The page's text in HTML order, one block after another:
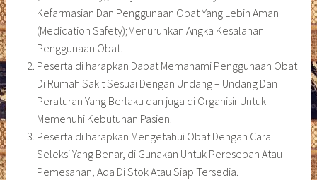
Kefarmasian Dan Penggunaan Obat Yang Lebih Aman
(Medication Safety);Menurunkan Angka Kesalahan
Penggunaan Obat.
Peserta di harapkan Dapat Memahami Penggunaan Obat
Di Rumah Sakit Sesuai Dengan Undang – Undang Dan
Peraturan Yang Berlaku dan juga di Organisir Untuk
Memenuhi Kebutuhan Pasien.
Peserta di harapkan Mengetahui Obat Dengan Cara
Seleksi Yang Benar, di Gunakan Untuk Peresepan Atau
Pemesanan, Ada Di Stok Atau Siap Tersedia.